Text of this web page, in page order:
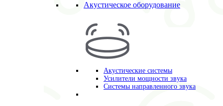
Акустическое оборудование
Акустические системы
Усилители мощности звука
Системы направленного звука